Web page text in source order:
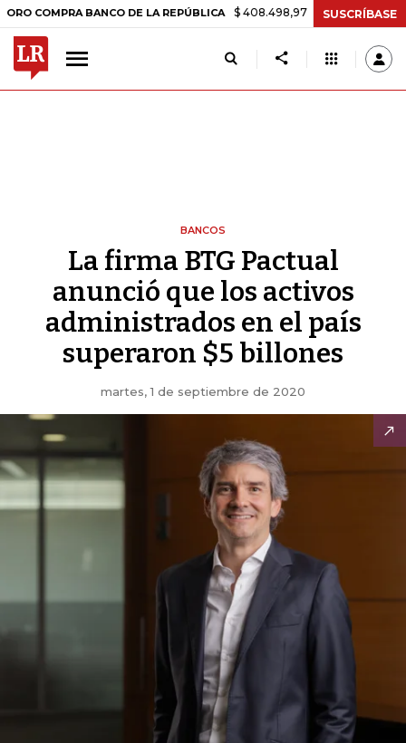
BANCO DE LA REPÚBLICA $ 408.498,97 +$ 8.753,81 +2,19%
SUSCRÍBASE
BANCOS
La firma BTG Pactual
anunció que los activos
administrados en el país
superaron $5 billones
martes, 1 de septiembre de 2020